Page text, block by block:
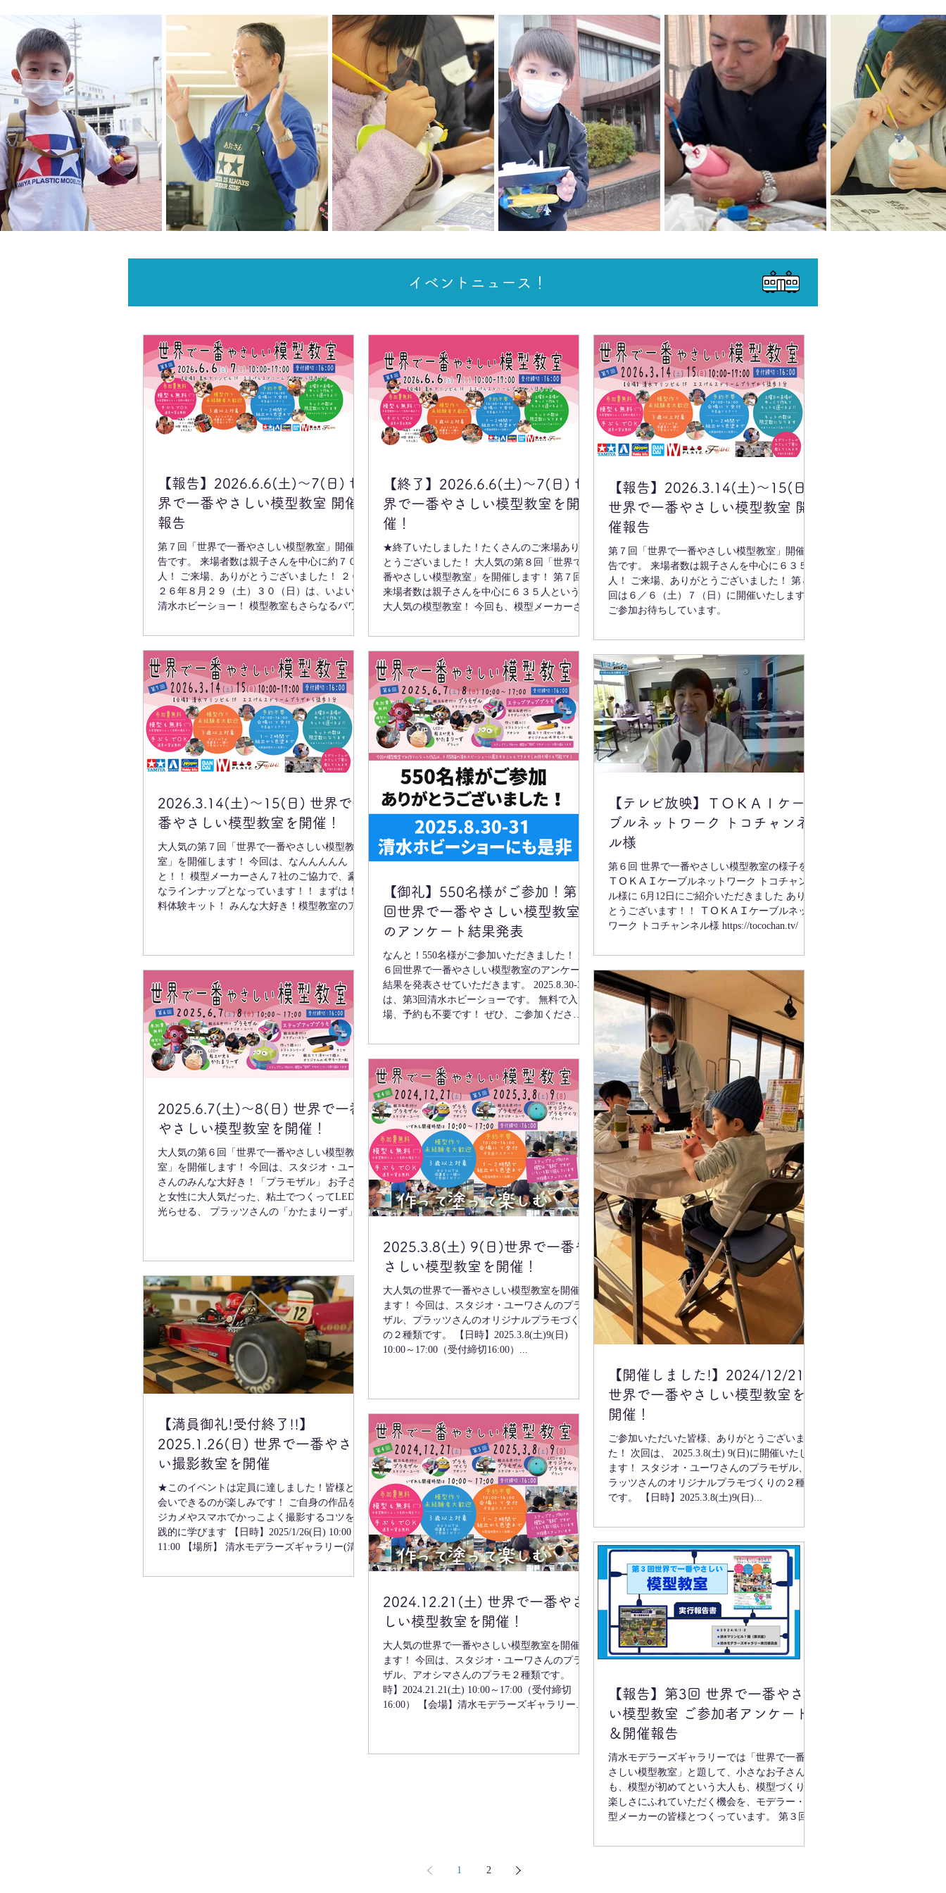
イベントニュース！
【報告】2026.6.6(土)～7(日) 世
界で一番やさしい模型教室 開催
報告
第７回「世界で一番やさしい模型教室」開催報
告です。 来場者数は親子さんを中心に約７００
人！ ご来場、ありがとうございました！ ２０
２６年８月２９（土）３０（日）は、いよいよ
清水ホビーショー！ 模型教室もさらなるパワー
えてくださっているモデラーさんの素敵な作品
もたくさん見ることができます！ ご来場お待ち
しています。 https://www.shimizu-modelers-
house.jp/shimizuhobbyshow2026
【終了】2026.6.6(土)～7(日) 世
界で一番やさしい模型教室を開
催！
★終了いたしました！たくさんのご来場ありが
とうございました！ 大人気の第８回「世界で一
番やさしい模型教室」を開催します！ 第７回の
来場者数は親子さんを中心に６３５人という、
大人気の模型教室！ 今回も、模型メーカーさん
います！！ まずは！無料体験キット！ みんな
大好き！模型教室のアイドル、スタジオ・ユー
ワさんの「プラモザル」 お子さんと女性に大人
気！粘土でつくってLEDで光らせる、プラッツ
さんの「かたまりーず」 世界で一つの恐竜を作
ろう！のバンダイスピリッツさんの「プラノサ
ウルス」 そして、「本教室だけの特別価格で提
供」する、有料ステップアップキット！ アオシ
マさんの「すみっこコぐらし５種」 タミヤさん
の「ミニ四駆 ファンブルン」は、今回も特別コ
ースで走行体験もできちゃいます プラッツさん
の「１／３２ オートモービルキット」 フジミ
さんの「カブトムシ」と「クワガタ」 ハセガワ
さんの「たまごひこーき」 土曜日のご来場が、
キットも選べ、ゆっくり作れて、おすすめかも
です。 今回も、モデラーの皆様がやさしく教え
【報告】2026.3.14(土)～15(日)
世界で一番やさしい模型教室 開
催報告
第７回「世界で一番やさしい模型教室」開催報
告です。 来場者数は親子さんを中心に６３５
人！ ご来場、ありがとうございました！ 第８
回は６／６（土）７（日）に開催いたします。
ご参加お待ちしています。
2026.3.14(土)～15(日) 世界で一
番やさしい模型教室を開催！
大人気の第７回「世界で一番やさしい模型教
室」を開催します！ 今回は、なんんんんん
と！！ 模型メーカーさん７社のご協力で、豪華
なラインナップとなっています！！ まずは！無
料体験キット！ みんな大好き！模型教室のアイ
さんの「プラノサウルス」 そして、「本教室だ
けの特別価格で提供」する、有料ステップアッ
プキット！ アオシマさんの「サンダーバード４
種」と「トコトコ４種」 タミヤさんの「ミニ四
駆 ファンブルン」は、なんと！特別コースで走
行体験もできちゃいます プラッツさんの「１／
３２ オートモービルキット」 フジミさんの
がご来場された「世界で一番やさしい模型教
室」 土曜日のご来場が、キットも選べ、ゆっく
ーの皆様がやさしく教えてくださいます。 はじ
めて模
【御礼】550名様がご参加！第６
回世界で一番やさしい模型教室
のアンケート結果発表
なんと！550名様がご参加いただきました！ 第
６回世界で一番やさしい模型教室のアンケート
結果を発表させていただきます。 2025.8.30-31
は、第3回清水ホビーショーです。 無料で入
場、予約も不要です！ ぜひ、ご参加くださ
【テレビ放映】ＴＯＫＡＩケー
ブルネットワーク トコチャンネ
ル様
第６回 世界で一番やさしい模型教室の様子を
ＴＯＫＡＩケーブルネットワーク トコチャンネ
ル様に 6月12日にご紹介いただきました ありが
とうございます！！ ＴＯＫＡＩケーブルネット
ワーク トコチャンネル様 https://tocochan.tv/
2025.6.7(土)～8(日) 世界で一番
やさしい模型教室を開催！
大人気の第６回「世界で一番やさしい模型教
室」を開催します！ 今回は、スタジオ・ユーワ
さんのみんな大好き！「プラモザル」 お子さん
と女性に大人気だった、粘土でつくってLEDで
光らせる、 プラッツさんの「かたまりーず」
2025.3.8(土) 9(日)世界で一番や
さしい模型教室を開催！
大人気の世界で一番やさしい模型教室を開催し
ます！ 今回は、スタジオ・ユーワさんのプラモ
ザル、プラッツさんのオリジナルプラモづくり
の２種類です。 【日時】2025.3.8(土)9(日)
10:00～17:00（受付締切16:00）...
【開催しました!】2024/12/21
世界で一番やさしい模型教室を
開催！
ご参加いただいた皆様、ありがとうございまし
た！ 次回は、 2025.3.8(土) 9(日)に開催いたし
ます！ スタジオ・ユーワさんのプラモザル、プ
ラッツさんのオリジナルプラモづくりの２種類
です。 【日時】2025.3.8(土)9(日)...
【満員御礼!受付終了!!】
2025.1.26(日) 世界で一番やさし
い撮影教室を開催
★このイベントは定員に達しました！皆様とお
会いできるのが楽しみです！ ご自身の作品をデ
ジカメやスマホでかっこよく撮影するコツを実
践的に学びます 【日時】2025/1/26(日) 10:00～
11:00 【場所】 清水モデラーズギャラリー(清水
2024.12.21(土) 世界で一番やさ
しい模型教室を開催！
大人気の世界で一番やさしい模型教室を開催し
ます！ 今回は、スタジオ・ユーワさんのプラモ
ザル、アオシマさんのプラモ２種類です。 【日
時】2024.21.21(土) 10:00～17:00（受付締切
16:00） 【会場】清水モデラーズギャラリー
【報告】第3回 世界で一番やさし
い模型教室 ご参加者アンケート
＆開催報告
清水モデラーズギャラリーでは「世界で一番や
さしい模型教室」と題して、小さなお子さん
も、模型が初めてという大人も、模型づくりの
楽しさにふれていただく機会を、モデラー・模
型メーカーの皆様とつくっています。 第３回目
告申し上げます。...
1 2